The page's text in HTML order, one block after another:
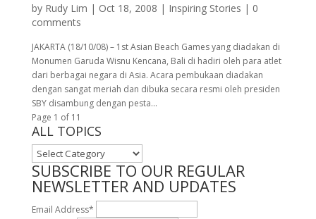
by Rudy Lim | Oct 18, 2008 | Inspiring Stories | 0
comments
JAKARTA (18/10/08) – 1st Asian Beach Games yang diadakan di
Monumen Garuda Wisnu Kencana, Bali di hadiri oleh para atlet
dari berbagai negara di Asia. Acara pembukaan diadakan
dengan sangat meriah dan dibuka secara resmi oleh presiden
SBY disambung dengan pesta...
Page 1 of 1 1
ALL TOPICS
ALL
TOPICS
SUBSCRIBE TO OUR REGULAR
NEWSLETTER AND UPDATES
Email Address*